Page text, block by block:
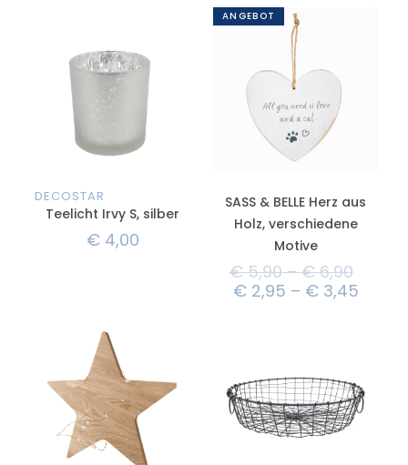
DECOSTAR
Teelicht Irvy S, silber
€4,00
ANGEBOT
SASS & BELLE Herz aus
Holz, verschiedene
Motive
€5,90 –€6,90
€2,95 – €3,45